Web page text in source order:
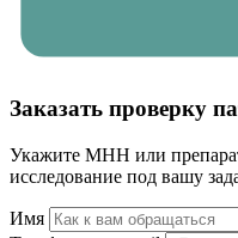
Заказать проверку
Укажите МНН или
исследование под вашу
Имя